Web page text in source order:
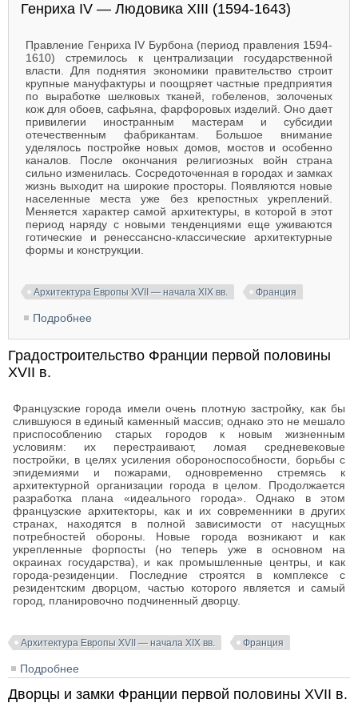
Генриха IV — Людовика XIII (1594-1643)
Правление Генриха IV Бурбона (период правления 1594-
1610) стремилось к централизации государственной
власти. Для поднятия экономики правительство строит
крупные мануфактуры и поощряет частные предприятия
по выработке шелковых тканей, гобеленов, золоченых
кож для обоев, сафьяна, фарфоровых изделий. Оно дает
привилегии иностранным мастерам и субсидии
отечественным фабрикантам. Большое внимание
уделялось постройке новых домов, мостов и особенно
каналов. После окончания религиозных войн страна
сильно изменилась. Сосредоточенная в городах и замках
жизнь выходит на широкие просторы. Появляются новые
населенные места уже без крепостных укреплений.
Меняется характер самой архитектуры, в которой в этот
период наряду с новыми тенденциями еще уживаются
готические и ренессансно-классические архитектурные
формы и конструкции.
Архитектура Европы XVII — начала XIX вв. Франция
Подробнее
Градостроительство Франции первой половины
XVII в.
Французские города имели очень плотную застройку, как бы
слившуюся в единый каменный массив; однако это не мешало
приспособлению старых городов к новым жизненным
условиям: их перестраивают, ломая средневековые
постройки, в целях усиления обороноспособности, борьбы с
эпидемиями и пожарами, одновременно стремясь к
архитектурной организации города в целом. Продолжается
разработка плана «идеального города». Однако в этом
французские архитекторы, как и их современники в других
странах, находятся в полной зависимости от насущных
потребностей обороны. Новые города возникают и как
укрепленные форпосты (но теперь уже в основном на
окраинах государства), и как промышленные центры, и как
города-резиденции. Последние строятся в комплексе с
резидентским дворцом, частью которого является и самый
город, планировочно подчиненный дворцу.
Архитектура Европы XVII — начала XIX вв. Франция
Подробнее
Дворцы и замки Франции первой половины XVII в.